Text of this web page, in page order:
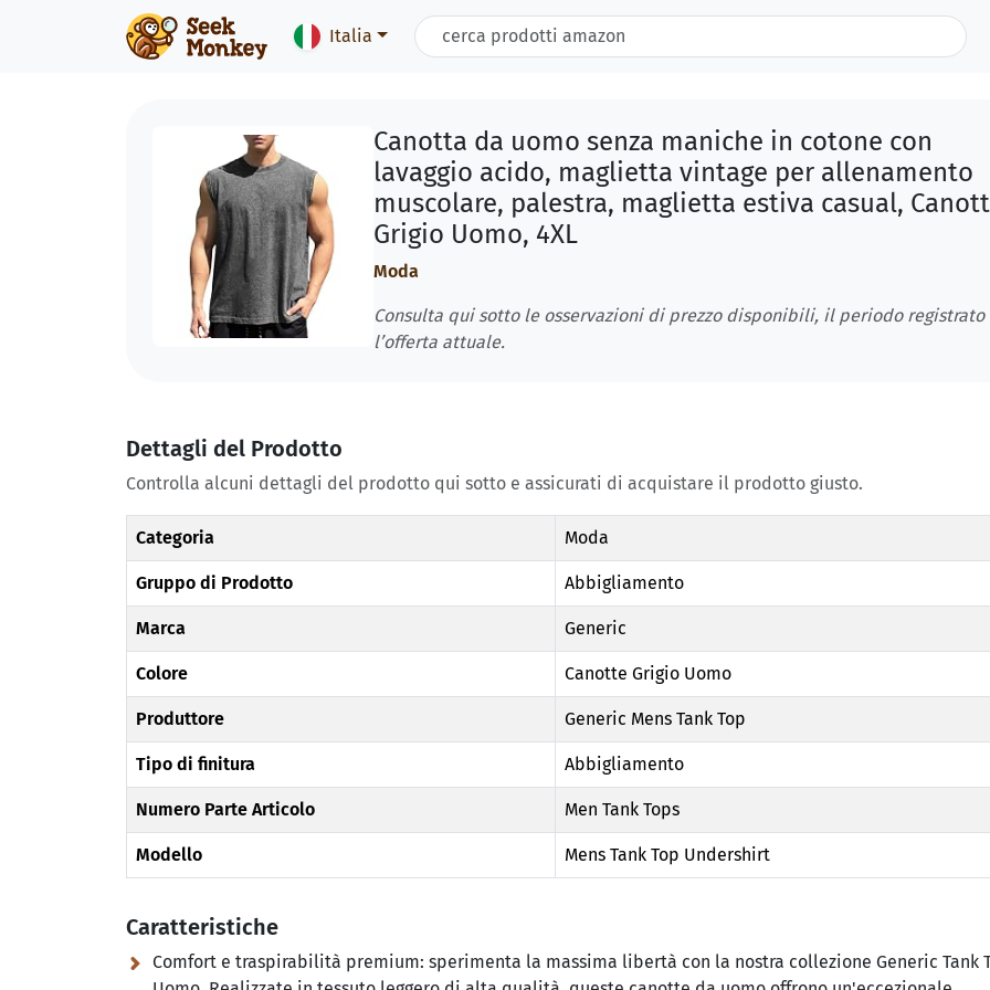
Italia
Canotta da uomo senza maniche in cotone con
lavaggio acido, maglietta vintage per allenamento
muscolare, palestra, maglietta estiva casual,
Grigio Uomo, 4XL
Moda
Consulta qui sotto le osservazioni di prezzo disponibili, il periodo registrato
l’offerta attuale.
Dettagli del Prodotto
Controlla alcuni dettagli del prodotto qui sotto e assicurati di acquistare il prodotto giusto.
Categoria Moda
Gruppo di Prodotto Abbigliamento
Marca Generic
Colore Canotte Grigio Uomo
Produttore Generic Mens Tank Top
Tipo di finitura Abbigliamento
Numero Parte Articolo Men Tank Tops
Modello Mens Tank Top Undershirt
Caratteristiche
Comfort e traspirabilità premium: sperimenta la massima libertà con la nostra collezione Generic Tank